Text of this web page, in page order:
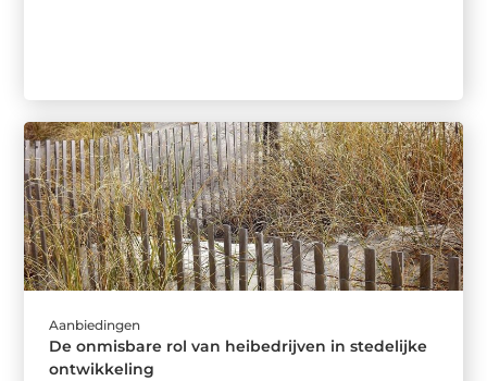
Aanbiedingen
De onmisbare rol van heibedrijven in stedelijke
ontwikkeling